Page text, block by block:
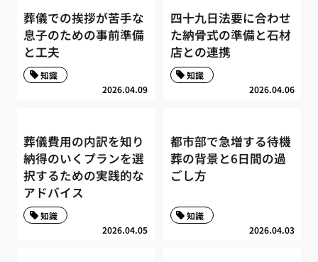
葬儀での挨拶が苦手な
息子のための事前準備
と工夫
2026.04.09
知識
四十九日法要に合わせ
た納骨式の準備と石材
店との連携
2026.04.06
知識
葬儀費用の内訳を知り
納得のいくプランを選
択するための実践的な
アドバイス
2026.04.05
知識
都市部で急増する待機
葬の背景と6日間の過
ごし方
2026.04.03
知識